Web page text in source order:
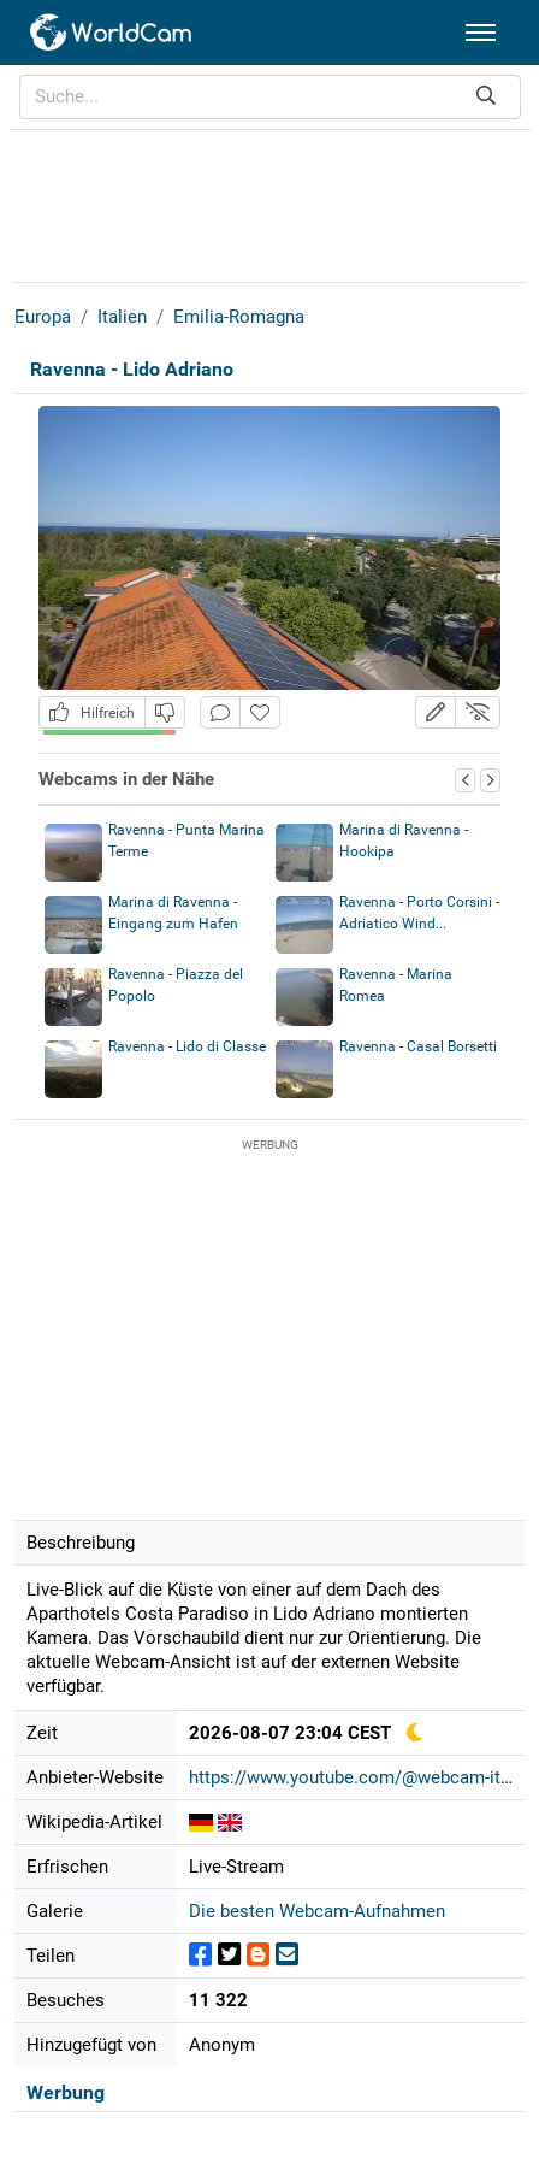
Europa Italien Emilia-Romagna
Ravenna - Lido Adriano
Hilfreich
Webcams in der Nähe
Ravenna - Punta Marina
Terme
Marina di Ravenna -
Hookipa
Marina di Ravenna -
Eingang zum Hafen
Ravenna - Porto Corsini -
Adriatico Wind...
Ravenna - Piazza del
Popolo
Ravenna - Marina
Romea
Ravenna - Lido di Classe Ravenna - Casal Borsetti
WERBUNG
Beschreibung
Live-Blick auf die Küste von einer auf dem Dach des
Aparthotels Costa Paradiso in Lido Adriano montierten
Kamera. Das Vorschaubild dient nur zur Orientierung. Die
aktuelle Webcam-Ansicht ist auf der externen Website
verfügbar.
Zeit 2026-08-07 23:04 CEST
Anbieter-Website https://www.youtube.com/@webcam-ita...
Wikipedia-Artikel
Erfrischen Live-Stream
Galerie Die besten Webcam-Aufnahmen
Teilen
Besuches 11 322
Hinzugefügt von Anonym
Werbung